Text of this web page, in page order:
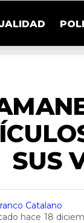
SUS
Catalano
hace 18